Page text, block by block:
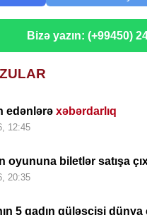
Bizə yazın: (+99450)
edənlərəxəbərdarlıq
12:45
oyununa biletlər satışa
20:35
5 qadın güləşçisi dünya